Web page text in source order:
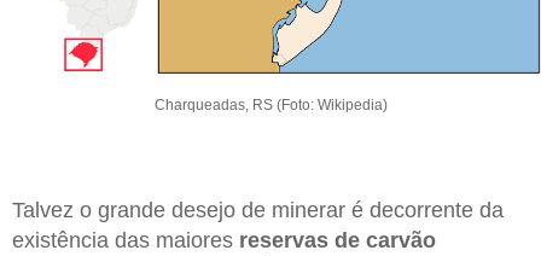
Charqueadas, RS (Foto: Wikipedia)
Talvez o grande desejo de minerar é decorrente da
existência das maiores reservas de carvão